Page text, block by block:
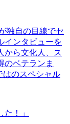
独自の目線でセ
インタビューを
から文化人、ス
のベテランま
はのスペシャル
！」